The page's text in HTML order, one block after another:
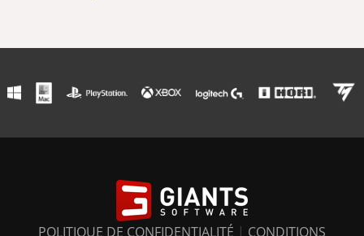
POLITIQUE DE CONFIDENTIALITÉ | CONDITIONS